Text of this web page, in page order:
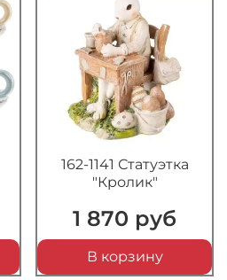
162-1141 Статуэтка
"Кролик"
1 870 руб
В корзину